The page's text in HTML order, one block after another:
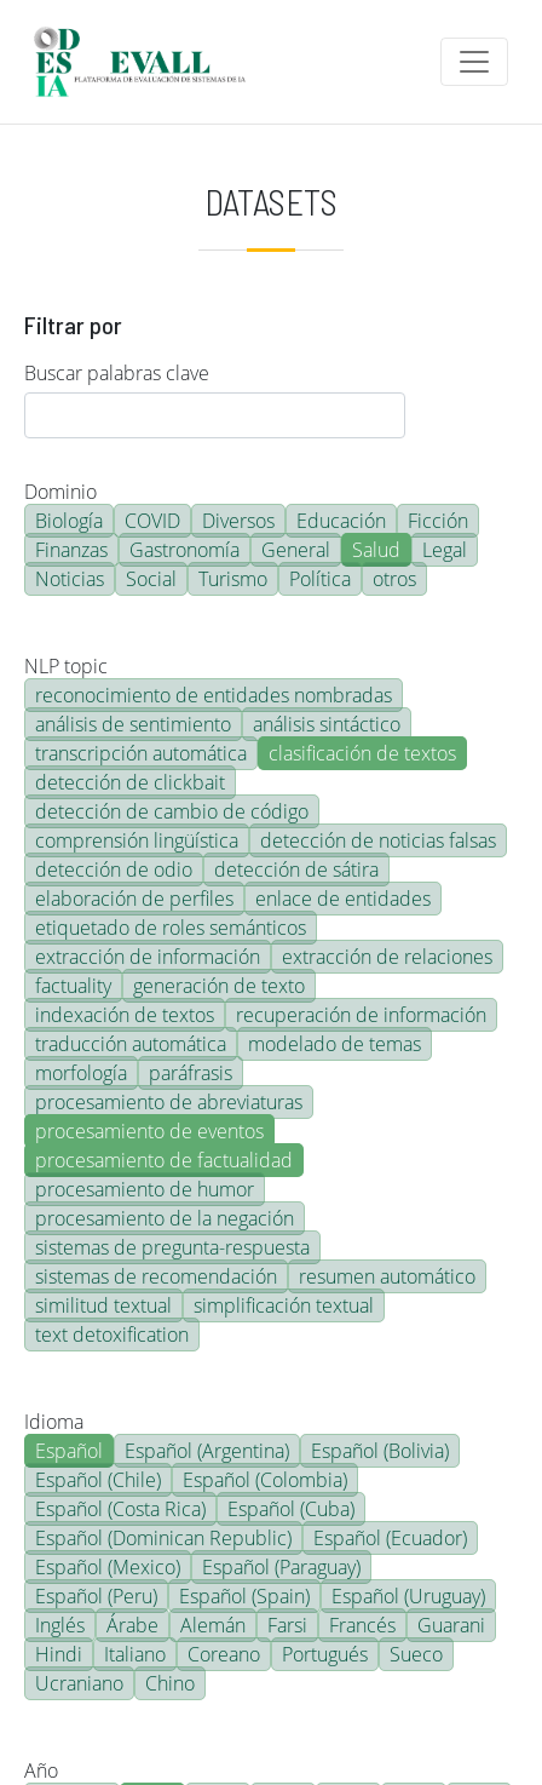
DATASETS
Filtrar por
Buscar palabras clave
Dominio
Biología
COVID Diversos Educación
Ficción
Finanzas
Gastronomía General Salud
Legal
Noticias
Social Turismo Política otros
NLP topic
reconocimiento de entidades nombradas
análisis de sentimiento
análisis sintáctico
transcripción automática
clasificación de textos
detección de clickbait
detección de cambio de código
comprensión lingüística
detección de noticias falsas
detección de odio
detección de sátira
elaboración de perfiles
enlace de entidades
etiquetado de roles semánticos
extracción de información
extracción de relaciones
factuality
generación de texto
indexación de textos
recuperación de información
traducción automática
modelado de temas
morfología
paráfrasis
procesamiento de abreviaturas
procesamiento de eventos
procesamiento de factualidad
procesamiento de humor
procesamiento de la negación
sistemas de pregunta-respuesta
sistemas de recomendación
resumen automático
similitud textual
simplificación textual
text detoxification
Idioma
Español
Español (Argentina)
Español (Bolivia)
Español (Chile)
Español (Colombia)
Español (Costa Rica)
Español (Cuba)
Español (Dominican Republic)
Español (Ecuador)
Español (Mexico)
Español (Paraguay)
Español (Peru)
Español (Spain)
Español (Uruguay)
Inglés
Árabe Alemán Farsi Francés
Guarani
Hindi
Italiano Coreano Portugués
Sueco
Ucraniano
Chino
Año